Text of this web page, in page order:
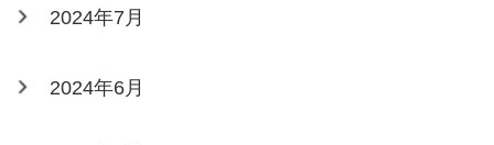
2024年7月
2024年6月